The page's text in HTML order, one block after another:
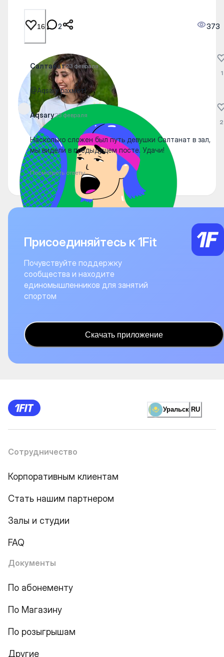
16 2 373
Салтанат23 февраля
@Aqsary рахмет!
1
Aqsary23 февраля
Насколько сложен был путь девушки Салтанат в зал,
мы видели в предыдущем посте. Удачи!
Посмотреть ответы
2
Присоединяйтесь к 1Fit
Почувствуйте поддержку
сообщества и находите
единомышленников для занятий
спортом
Скачать приложение
Уральск RU
Сотрудничество
Корпоративным клиентам
Стать нашим партнером
Залы и студии
FAQ
Документы
По абонементу
По Магазину
По розыгрышам
Другие